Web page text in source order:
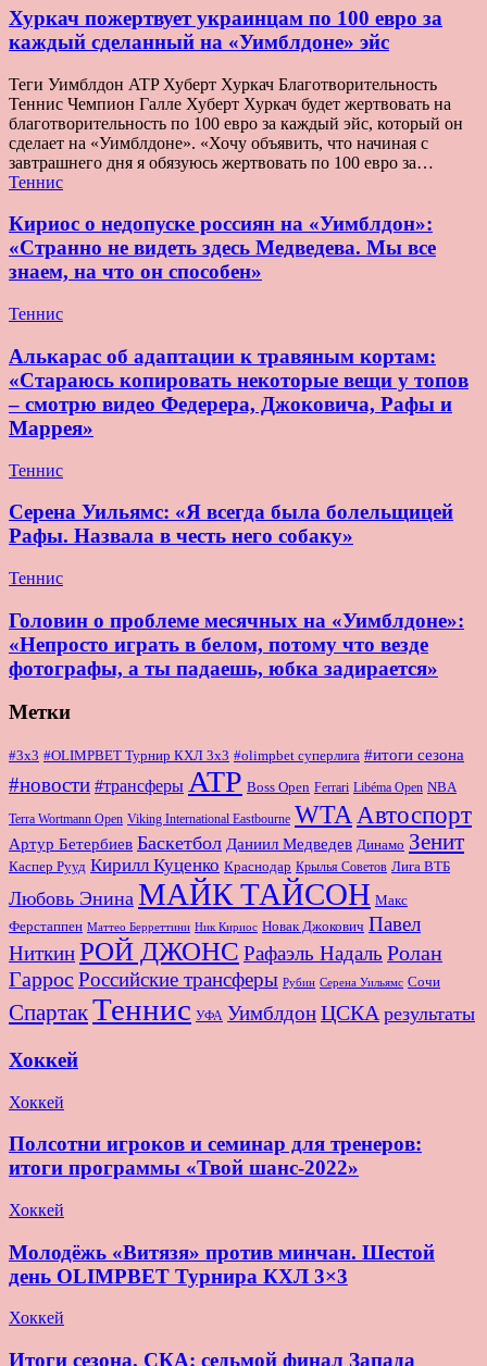
Хуркач пожертвует украинцам по 100 евро за
каждый сделанный на «Уимблдоне» эйс
Теги Уимблдон ATP Хуберт Хуркач Благотворительность
Теннис Чемпион Галле Хуберт Хуркач будет жертвовать на
благотворительность по 100 евро за каждый эйс, который он
сделает на «Уимблдоне». «Хочу объявить, что начиная с
завтрашнего дня я обязуюсь жертвовать по 100 евро за…
Теннис
Кириос о недопуске россиян на «Уимблдон»:
«Странно не видеть здесь Медведева. Мы все
знаем, на что он способен»
Теннис
Алькарас об адаптации к травяным кортам:
«Стараюсь копировать некоторые вещи у топов
– смотрю видео Федерера, Джоковича, Рафы и
Маррея»
Теннис
Серена Уильямс: «Я всегда была болельщицей
Рафы. Назвала в честь него собаку»
Теннис
Головин о проблеме месячных на «Уимблдоне»:
«Непросто играть в белом, потому что везде
фотографы, а ты падаешь, юбка задирается»
Метки
#3x3 #OLIMPBET Турнир КХЛ 3x3 #olimpbet суперлига #итоги сезона
#новости #трансферы ATP Boss Open Ferrari Libéma Open NBA
Terra Wortmann Open Viking International Eastbourne WTA Автоспорт
Артур Бетербиев Баскетбол Даниил Медведев Динамо Зенит
Каспер Рууд Кирилл Куценко Краснодар Крылья Советов Лига ВТБ
Любовь Энина МАЙК ТАЙСОН Макс
Ферстаппен Маттео Берреттини Ник Кириос Новак Джокович Павел
НиткинРОЙ ДЖОНС Рафаэль Надаль Ролан
Гаррос Российские трансферы Рубин Серена Уильямс Сочи
СпартакТеннис УФА УимблдонЦСКА результаты
Хоккей
Хоккей
Полсотни игроков и семинар для тренеров:
итоги программы «Твой шанс-2022»
Хоккей
Молодёжь «Витязя» против минчан. Шестой
день OLIMPBET Турнира КХЛ 3×3
Хоккей
Итоги сезона. СКА: седьмой финал Запада